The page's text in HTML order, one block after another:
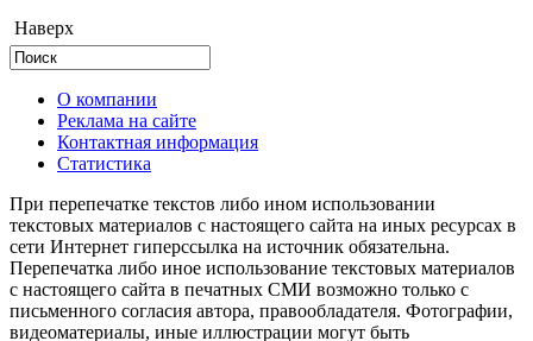
Наверх
О компании
Реклама на сайте
Контактная информация
Статистика
При перепечатке текстов либо ином использовании
текстовых материалов с настоящего сайта на иных ресурсах в
сети Интернет гиперссылка на источник обязательна.
Перепечатка либо иное использование текстовых материалов
с настоящего сайта в печатных СМИ возможно только с
письменного согласия автора, правообладателя. Фотографии,
видеоматериалы, иные иллюстрации могут быть